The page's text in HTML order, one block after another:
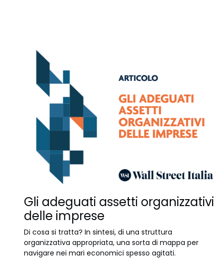
Gli adeguati assetti organizzativi
delle imprese
Di cosa si tratta? In sintesi, di una struttura
organizzativa appropriata, una sorta di mappa per
navigare nei mari economici spesso agitati.